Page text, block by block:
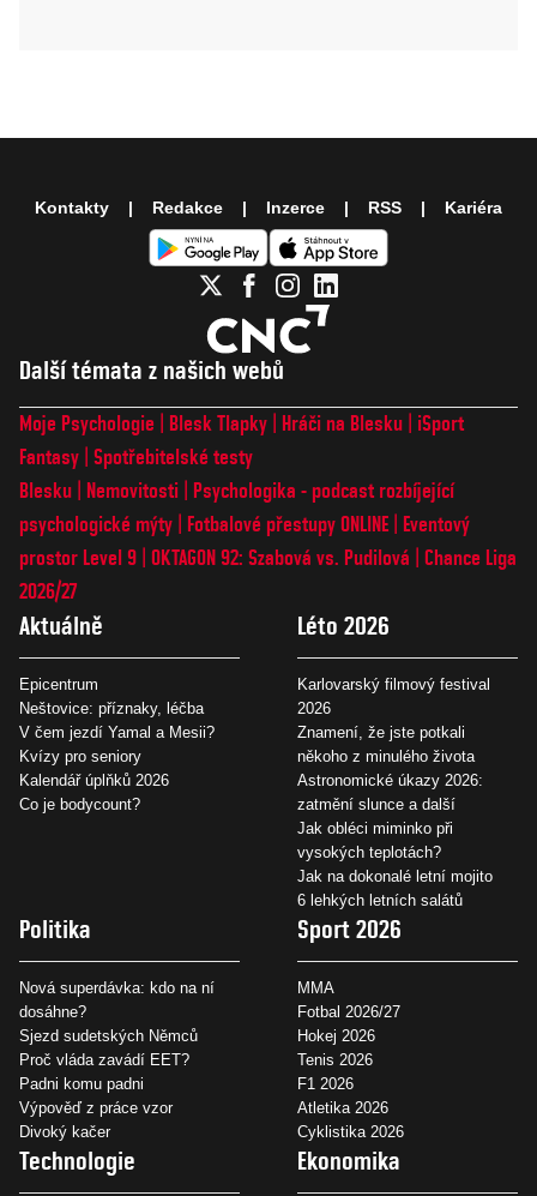
Další témata z našich webů
Moje Psychologie Blesk Tlapky Hráči na Blesku
iSport
Fantasy Spotřebitelské testy
Blesku
Nemovitosti
Psychologika - podcast rozbíjející
psychologické mýty
Fotbalové přestupy ONLINE
Eventový
prostor Level 9 OKTAGON 92: Szabová vs. Pudilová
Chance Liga
2026/27
Aktuálně
Epicentrum
Neštovice: příznaky, léčba
V čem jezdí Yamal a Mesii?
Kvízy pro seniory
Kalendář úplňků 2026
Co je bodycount?
Léto 2026
Karlovarský filmový festival
2026
Znamení, že jste potkali
někoho z minulého života
Astronomické úkazy 2026:
zatmění slunce a další
Jak obléci miminko při
vysokých teplotách?
Jak na dokonalé letní mojito
6 lehkých letních salátů
Politika
Nová superdávka: kdo na ní
dosáhne?
Sjezd sudetských Němců
Proč vláda zavádí EET?
Padni komu padni
Výpověď z práce vzor
Divoký kačer
Sport 2026
MMA
Fotbal 2026/27
Hokej 2026
Tenis 2026
F1 2026
Atletika 2026
Cyklistika 2026
Technologie Ekonomika
Kontakty Redakce Inzerce RSS Kariéra